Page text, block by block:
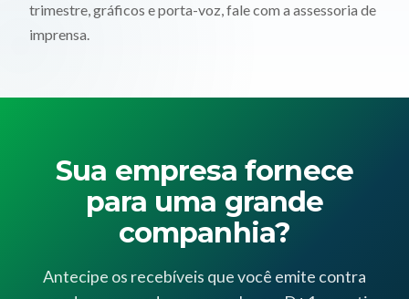
trimestre, gráficos e porta-voz,fale com a assessoria de
imprensa.
Sua empresa fornece
para uma grande
companhia?
Antecipe os recebíveis que você emite contra